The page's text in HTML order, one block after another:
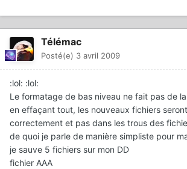
Télémac
Posté(e) 3 avril 2009
:lol: :lol:
Le formatage de bas niveau ne fait pas de
en effaçant tout, les nouveaux fichiers
correctement et pas dans les trous des
de quoi je parle de manière simpliste pour
je sauve 5 fichiers sur mon DD
fichier AAA